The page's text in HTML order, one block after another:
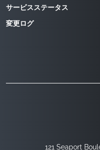
121 Seaport
サービスステータス
変更ログ